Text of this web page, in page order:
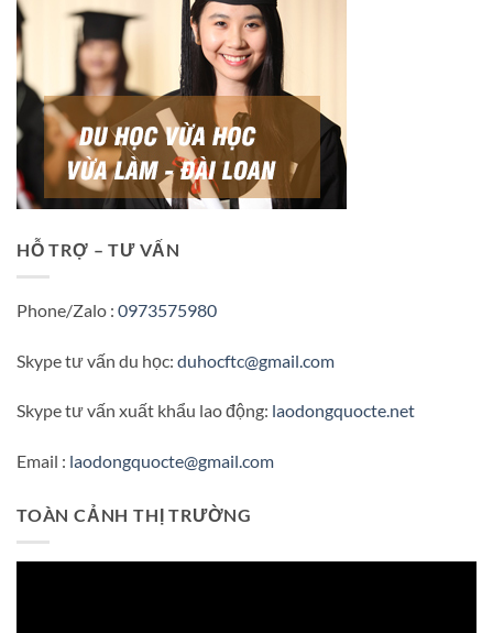
HỖ TRỢ – TƯ VẤN
Phone/Zalo : 0973575980
Skype tư vấn du học: duhocftc@gmail.com
Skype tư vấn xuất khẩu lao động: laodongquocte.net
Email : laodongquocte@gmail.com
TOÀN CẢNH THỊ TRƯỜNG